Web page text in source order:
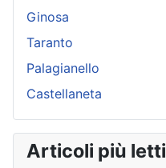
Ginosa
Taranto
Palagianello
Castellaneta
Articoli più letti